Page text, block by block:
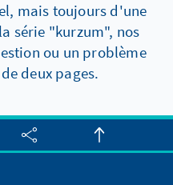
mais toujours d'une
série "kurzum", nos
ou un problème
deux pages.